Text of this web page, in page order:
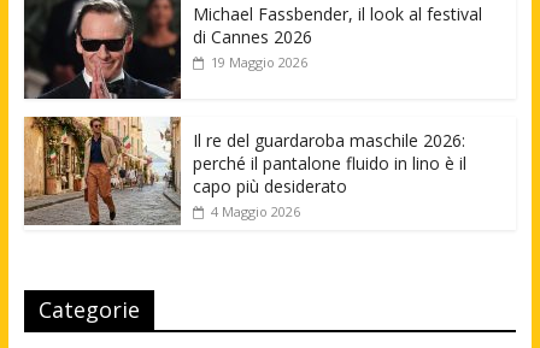
Michael Fassbender, il look al festival
di Cannes 2026
19 Maggio 2026
Il re del guardaroba maschile 2026:
perché il pantalone fluido in lino è il
capo più desiderato
4 Maggio 2026
Categorie